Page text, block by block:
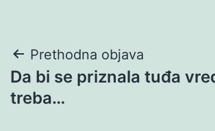
Navigacija
objava
Prethodna objava
Da bi se priznala tuđa
treba…